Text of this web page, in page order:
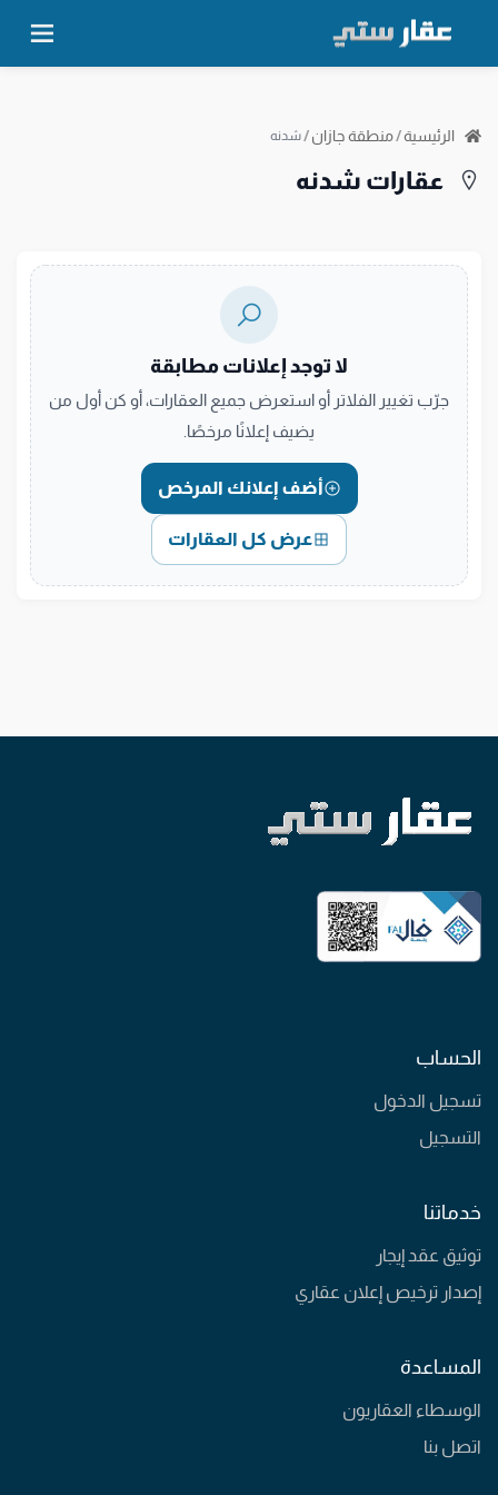
الرئيسية/منطقة جازان/شدنه
عقارات شدنه
لا توجد إعلانات مطابقة
جرّب تغيير الفلاتر أو استعرض جميع العقارات، أو كن أول من
يضيف إعلانًا مرخصًا.
أضف إعلانك المرخص
عرض كل العقارات
الحساب
تسجيل الدخول
التسجيل
خدماتنا
توثيق عقد إيجار
إصدار ترخيص إعلان عقاري
المساعدة
الوسطاء العقاريون
اتصل بنا